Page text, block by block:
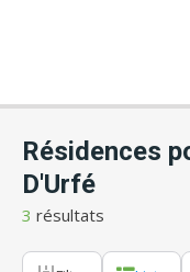
Résidences
D'Urfé
3 résultats